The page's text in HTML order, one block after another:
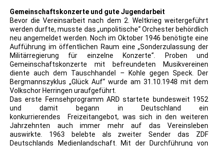
Gemeinschaftskonzerte und gute Jugendarbeit
Bevor die Vereinsarbeit nach dem 2. Weltkrieg weitergeführt
werden durfte, musste das „unpolitische“ Orchester behördlich
neu angemeldet werden. Noch im Oktober 1946 benötigte eine
Aufführung im öffentlichen Raum eine „Sonderzulassung der
Militärregierung für einzelne Konzerte“. Proben und
Gemeinschaftskonzerte mit befreundeten Musikvereinen
diente auch dem Tauschhandel – Kohle gegen Speck. Der
Bergmannszyklus „Glück Auf“ wurde am 31.10.1948 mit dem
Volkschor Herringen uraufgeführt.
Das erste Fernsehprogramm ARD startete bundesweit 1952
und damit begann in Deutschland ein
konkurrierendes Freizeitangebot, was sich in den weiteren
Jahrzehnten auch immer mehr auf das Vereinsleben
auswirkte. 1963 belebte als zweiter Sender das ZDF
Deutschlands Medienlandschaft. Mit der Durchführung von